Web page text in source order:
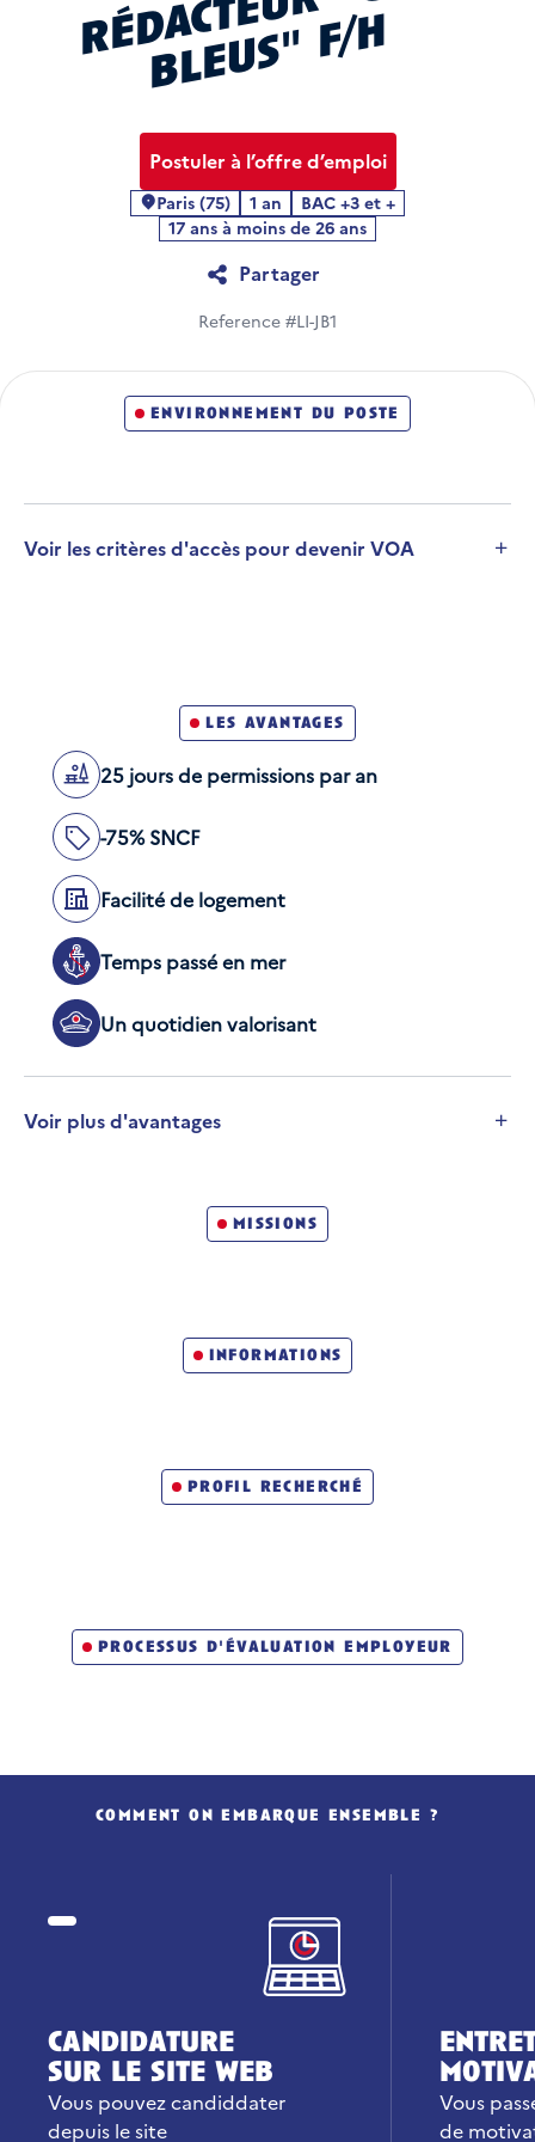
é
h
Postuler à l’offre d’emploi
Localité
Paris (75) 1 an
BAC +3 et +
17 ans à moins de 26 ans
Partager
Reference #LI-JB1
environnement du poste
Voir les critères d'accès pour devenir VOA
Développer la section
Avoir accompli sa Journée de Défense et de
Citoyenneté (JDC ; ex-JAPD)
Être physiquement et médicalement apte
Être âgé de 21 à moins de 26 ans à la date de
dépôt du dossier de candidature
les avantages
25 jours de permissions par an
-75% SNCF
Facilité de logement
Temps passé en mer
Un quotidien valorisant
Voir plus d'avantages
Développer la section
missions
informations
profil recherché
processus d'évaluation employeur
comment on embarque ensemble ?
candidature
sur le site web
Vous pouvez candiddater
depuis le site
Vous
de